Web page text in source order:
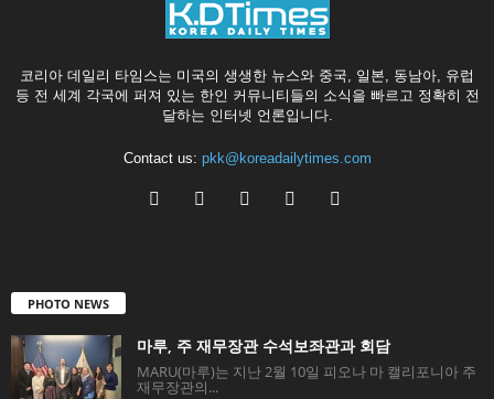
코리아 데일리 타임스는 미국의 생생한 뉴스와 중국, 일본, 동남아, 유럽
등 전 세계 각국에 퍼져 있는 한인 커뮤니티들의 소식을 빠르고 정확히 전
달하는 인터넷 언론입니다.
Contact us: pkk@koreadailytimes.com
PHOTO NEWS
마루, 주 재무장관 수석보좌관과 회담
MARU(마루)는 지난 2월 10일 피오나 마 캘리포니아 주
재무장관의...